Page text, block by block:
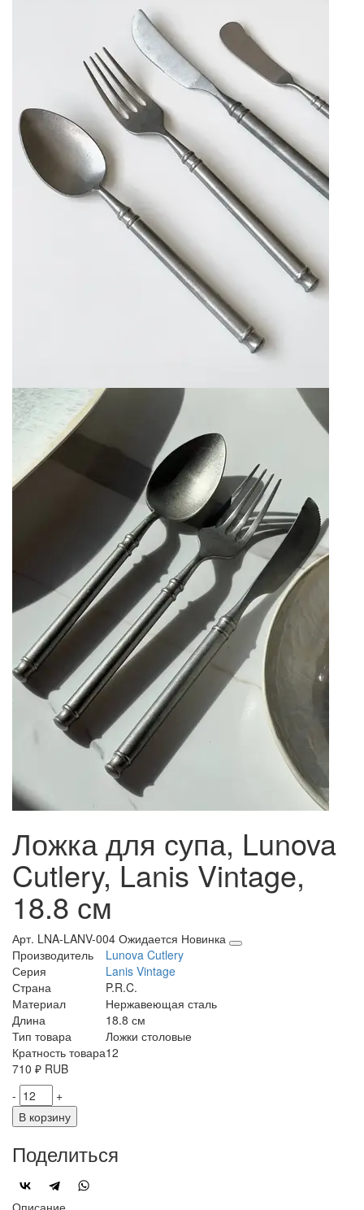
Ложка для супа, Lunova
Cutlery, Lanis Vintage,
18.8 см
Арт. LNA-LANV-004 Ожидается Новинка
Производитель
Lunova Cutlery
Серия
Lanis Vintage
Страна
P.R.C.
Материал
Нержавеющая сталь
Длина
18.8 см
Тип товара
Ложки столовые
Кратность товара12
710 ₽ RUB
-
+
В корзину
Поделиться